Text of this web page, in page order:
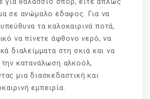
σε ανώμαλο έδαφος. Για να
τα καλοκαιρινά ποτά,
να πίνετε άφθονο νερό, να
διαλείμματα στη σκιά και να
την κατανάλωση αλκοόλ,
μια διασκεδαστική και
εμπειρία.